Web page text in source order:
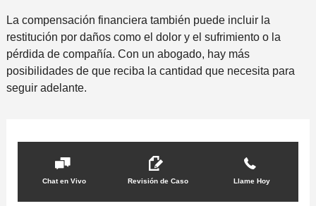
La compensación financiera también puede incluir la
restitución por daños como el dolor y el sufrimiento o la
pérdida de compañía. Con un abogado, hay más
posibilidades de que reciba la cantidad que necesita para
seguir adelante.
Chat en Vivo Revisión de Caso Llame Hoy